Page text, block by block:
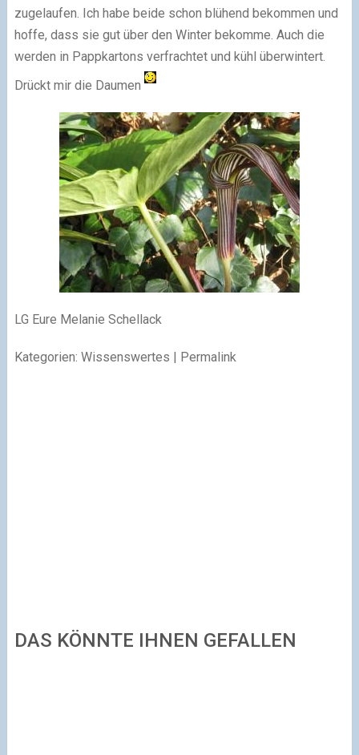
zugelaufen. Ich habe beide schon blühend bekommen und
hoffe, dass sie gut über den Winter bekomme. Auch die
werden in Pappkartons verfrachtet und kühl überwintert.
Drückt mir die Daumen
LG Eure Melanie Schellack
Kategorien: Wissenswertes | Permalink
DAS KÖNNTE IHNEN GEFALLEN